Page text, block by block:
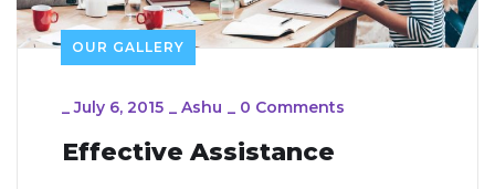
OUR GALLERY
_July 6, 2015 _ Ashu _ 0 Comments
Effective Assistance